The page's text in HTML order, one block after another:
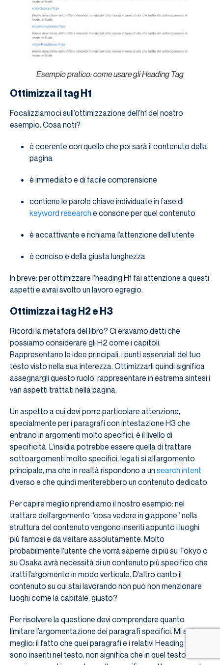
Esempio pratico: come usare gli Heading Tag
Ottimizza il tag H1
Focalizziamoci sull’ottimizzazione dell’h1 del nostro
esempio. Cosa noti?
è coerente con quello che poi sarà il contenuto della
pagina
è immediato e di facile comprensione
contiene le parole chiave individuate in fase di
keyword research e consone per quel contenuto
è accattivante e richiama l’attenzione dell’utente
è conciso e della giusta lunghezza
In breve: per ottimizzare l’heading H1 fai attenzione a questi
aspetti e avrai svolto un lavoro egregio.
Ottimizza i tag H2 e H3
Ricordi la metafora del libro? Ci eravamo detti che
possiamo considerare gli H2 come i capitoli.
Rappresentano le idee principali, i punti essenziali del tuo
testo visto nella sua interezza. Ottimizzarli quindi significa
assegnargli questo ruolo: rappresentare in estrema sintesi i
vari aspetti trattati nella pagina.
Un aspetto a cui devi porre particolare attenzione,
specialmente per i paragrafi con intestazione H3 che
entrano in argomenti molto specifici, è il livello di
specificità. L’insidia potrebbe essere quella di trattare
sottoargomenti molto specifici, legati sì all’argomento
principale, ma che in realtà rispondono a un search intent
diverso e che quindi meriterebbero un contenuto dedicato.
Per capire meglio riprendiamo il nostro esempio: nel
trattare dell’argomento “cosa vedere in giappone” nella
struttura del contenuto vengono inseriti appunto i luoghi
più famosi e da visitare assolutamente. Molto
probabilmente l’utente che vorrà saperne di più su Tokyo o
su Osaka avrà necessità di un contenuto più specifico che
tratti l’argomento in modo verticale. D’altro canto il
contenuto su cui stai lavorando non può non menzionare
luoghi come la capitale, giusto?
Per risolvere la questione devi comprendere quanto
limitare l’argomentazione dei paragrafi specifici. Mi spiego
meglio: il fatto che quei paragrafi e i relativi Heading Tag
sono inseriti nel testo, non significa che in quel testo devi